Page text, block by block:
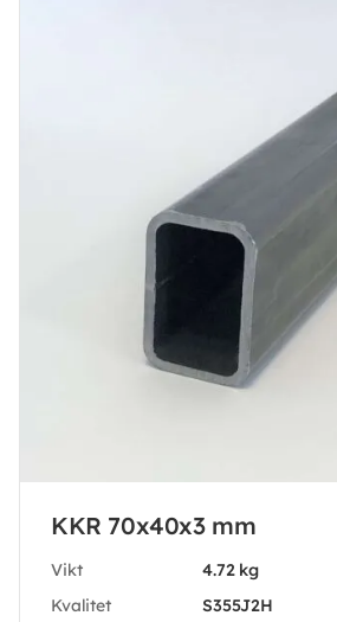
KKR 70x40x3 mm
Vikt
4.72 kg
Kvalitet
S355J2H